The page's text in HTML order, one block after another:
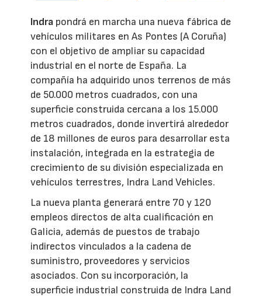
Indra pondrá en marcha una nueva fábrica de
vehículos militares en As Pontes (A Coruña)
con el objetivo de ampliar su capacidad
industrial en el norte de España. La
compañía ha adquirido unos terrenos de más
de 50.000 metros cuadrados, con una
superficie construida cercana a los 15.000
metros cuadrados, donde invertirá alrededor
de 18 millones de euros para desarrollar esta
instalación, integrada en la estrategia de
crecimiento de su división especializada en
vehículos terrestres, Indra Land Vehicles.
La nueva planta generará entre 70 y 120
empleos directos de alta cualificación en
Galicia, además de puestos de trabajo
indirectos vinculados a la cadena de
suministro, proveedores y servicios
asociados. Con su incorporación, la
superficie industrial construida de Indra Land